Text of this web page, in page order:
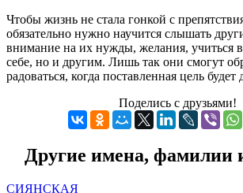
Чтобы жизнь не стала гонкой с
обязательно нужно научится слышать
внимание на их нужды, желания, учиться
себе, но и другим. Лишь так они смогут
радоваться, когда поставленная цель будет
Поделись с друзьями!
Другие имена, фамилии
СИЯНСКАЯ